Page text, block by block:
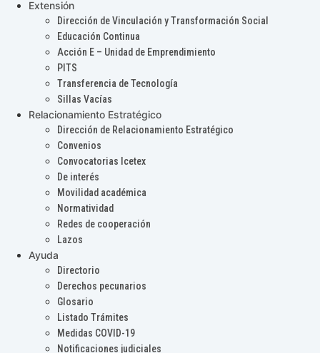
Extensión
Dirección de Vinculación y Transformación Social
Educación Continua
Acción E – Unidad de Emprendimiento
PITS
Transferencia de Tecnología
Sillas Vacías
Relacionamiento Estratégico
Dirección de Relacionamiento Estratégico
Convenios
Convocatorias Icetex
De interés
Movilidad académica
Normatividad
Redes de cooperación
Lazos
Ayuda
Directorio
Derechos pecunarios
Glosario
Listado Trámites
Medidas COVID-19
Notificaciones judiciales